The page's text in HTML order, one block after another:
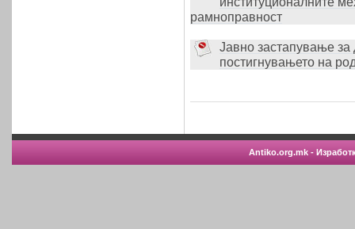
рамноправност
Јавно застапување
постигнувањето на
Antiko.org.mk -